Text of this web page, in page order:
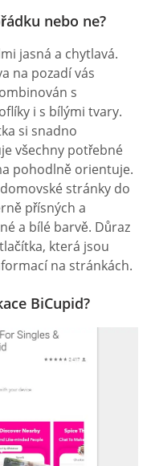
nebo ne?
jasná a chytlavá.
na pozadí vás
s
i s bílými tvary.
si snadno
všechny potřebné
pohodlně orientuje.
stránky do
přísných a
a bílé barvě. Důraz
která jsou
na stránkách.
BiCupid?